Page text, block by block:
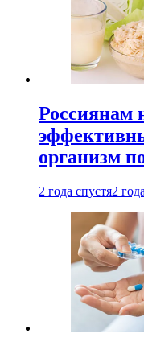
Россиянам
организм
2 года спустя2